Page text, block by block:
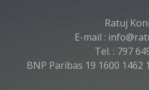
Ratuj
E-mail :
Tel. : 797
BNP Paribas 19 1600 1462